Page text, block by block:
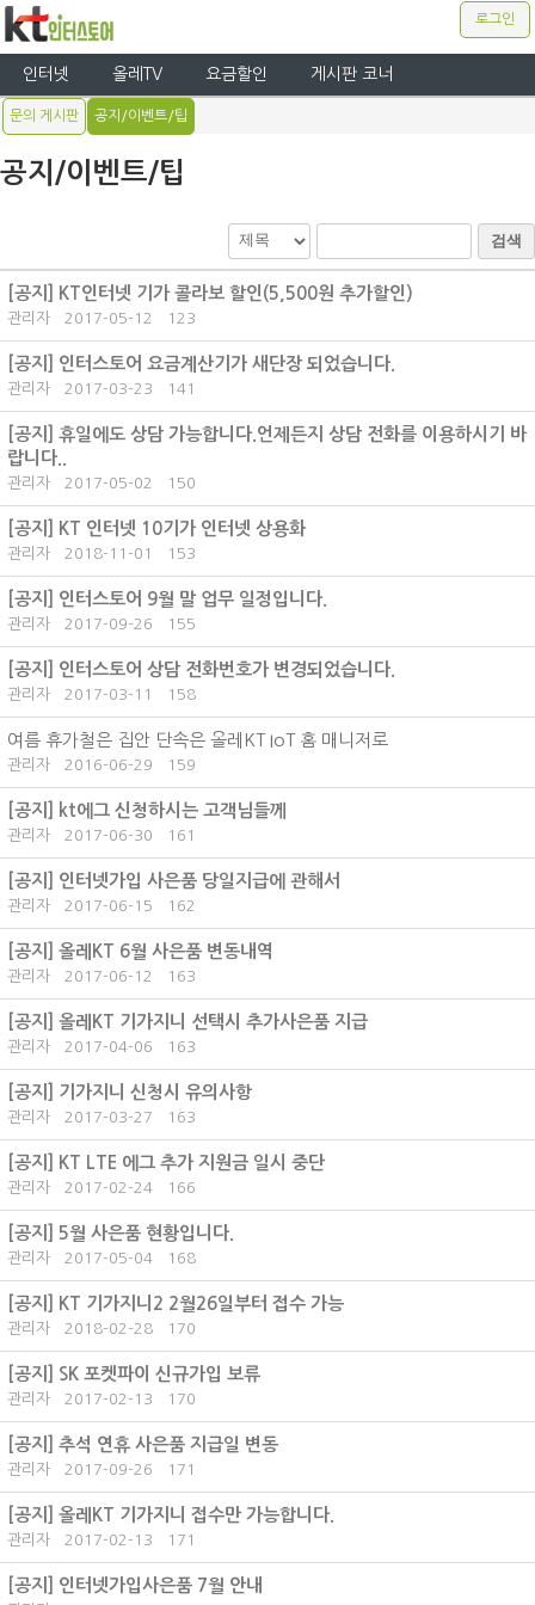
로그인
인터넷 올레TV 요금할인 게시판 코너
문의 게시판 공지/이벤트/팁
공지/이벤트/팁
검색
[공지] KT인터넷 기가 콜라보 할인(5,500원 추가할인)
관리자 2017-05-12 123
[공지] 인터스토어 요금계산기가 새단장 되었습니다.
관리자 2017-03-23 141
[공지] 휴일에도 상담 가능합니다.언제든지 상담 전화를 이용하시기 바
랍니다..
관리자 2017-05-02 150
[공지] KT 인터넷 10기가 인터넷 상용화
관리자 2018-11-01 153
[공지] 인터스토어 9월 말 업무 일정입니다.
관리자 2017-09-26 155
[공지] 인터스토어 상담 전화번호가 변경되었습니다.
관리자 2017-03-11 158
여름 휴가철은 집안 단속은 올레KT IoT 홈 매니저로
관리자 2016-06-29 159
[공지] kt에그 신청하시는 고객님들께
관리자 2017-06-30 161
[공지] 인터넷가입 사은품 당일지급에 관해서
관리자 2017-06-15 162
[공지] 올레KT 6월 사은품 변동내역
관리자 2017-06-12 163
[공지] 올레KT 기가지니 선택시 추가사은품 지급
관리자 2017-04-06 163
[공지] 기가지니 신청시 유의사항
관리자 2017-03-27 163
[공지] KT LTE 에그 추가 지원금 일시 중단
관리자 2017-02-24 166
[공지] 5월 사은품 현황입니다.
관리자 2017-05-04 168
[공지] KT 기가지니2 2월26일부터 접수 가능
관리자 2018-02-28 170
[공지] SK 포켓파이 신규가입 보류
관리자 2017-02-13 170
[공지] 추석 연휴 사은품 지급일 변동
관리자 2017-09-26 171
[공지] 올레KT 기가지니 접수만 가능합니다.
관리자 2017-02-13 171
[공지] 인터넷가입사은품 7월 안내